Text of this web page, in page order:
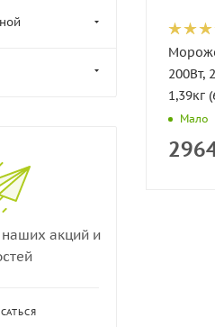
200Вт,
1,39кг
Мало
наших акций и